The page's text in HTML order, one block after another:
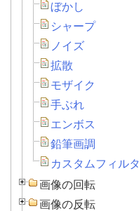
ぼかし
シャープ
ノイズ
拡散
モザイク
手ぶれ
エンボス
鉛筆画調
カスタムフィルタ
画像の回転
画像の反転